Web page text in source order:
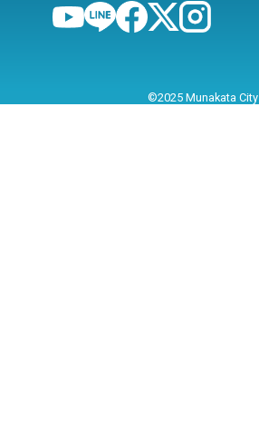
©2025 Munakata City